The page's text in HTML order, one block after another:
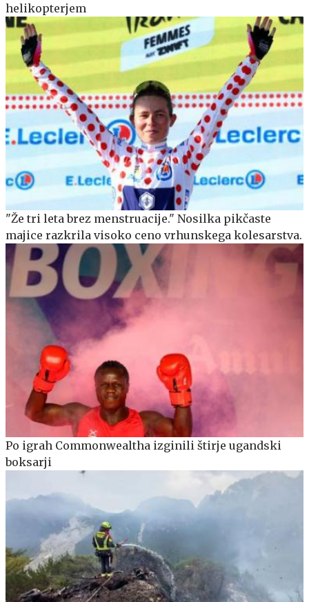
helikopterjem
"Že tri leta brez menstruacije." Nosilka pikčaste
majice razkrila visoko ceno vrhunskega kolesarstva.
Po igrah Commonwealtha izginili štirje ugandski
boksarji